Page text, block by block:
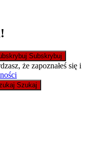
Subskrybuj
że zapoznałeś się i
Szukaj